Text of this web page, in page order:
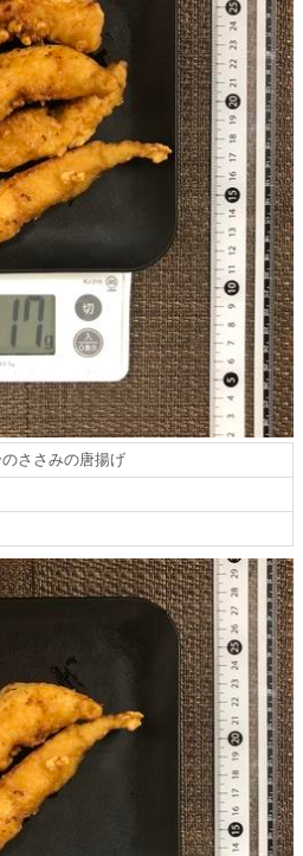
ささみの唐揚げ